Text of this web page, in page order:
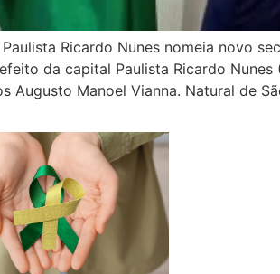
Ricardo Nunes nomeia novo
da capital Paulista Ricardo
Augusto Manoel Vianna. Natural de